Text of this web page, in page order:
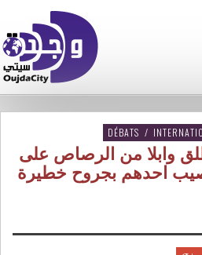
DÉBATS /
وابلا من الرصاص على
احدهم بجروح خطيرة